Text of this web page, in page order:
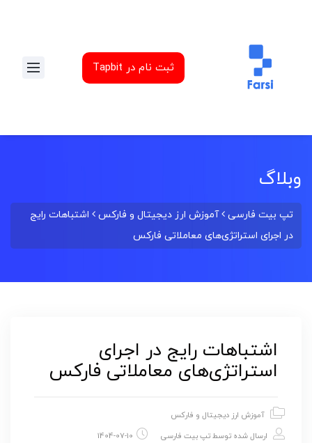
ثبت نام در Tapbit
وبلاگ
تپ بیت فارسی آموزش ارز دیجیتال و فارکس
اشتباهات رایج
در اجرای استراتژی‌های معاملاتی فارکس
اشتباهات رایج در اجرای
استراتژی‌های معاملاتی فارکس
آموزش ارز دیجیتال و فارکس
ارسال شده توسطتپ بیت فارسی
1404-07-10